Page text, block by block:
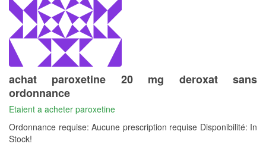
achat paroxetine 20 mg deroxat sans
ordonnance
Etaient a acheter paroxetine
Ordonnance requise: Aucune prescription requise Disponibilité: In
Stock!